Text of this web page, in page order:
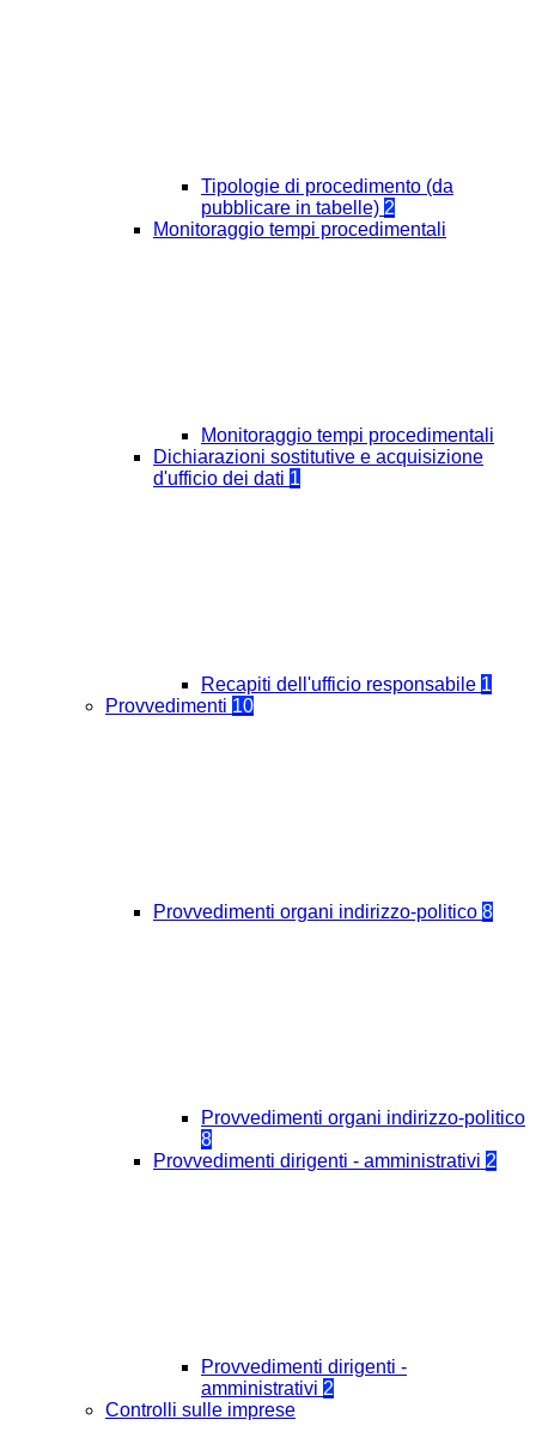
Tipologie di procedimento (da
pubblicare in tabelle) 2
Monitoraggio tempi procedimentali
Monitoraggio tempi procedimentali
Dichiarazioni sostitutive e acquisizione
d'ufficio dei dati 1
Recapiti dell'ufficio responsabile 1
Provvedimenti 10
Provvedimenti organi indirizzo-politico 8
Provvedimenti organi indirizzo-politico
8
Provvedimenti dirigenti - amministrativi 2
Provvedimenti dirigenti -
amministrativi 2
Controlli sulle imprese